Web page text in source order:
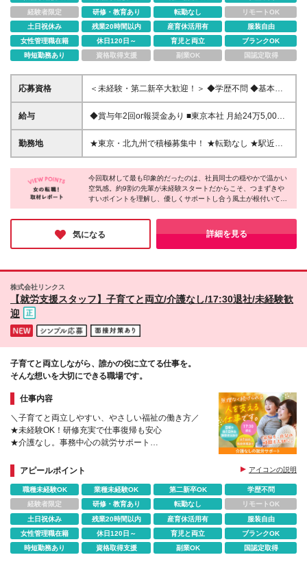
経験者限定
研修・教育あり 転勤なし
リモートOK
土日祝休み
残業20時間以内 産育休活用有
服装自由
女性管理職在籍
休日120日～ 育児と両立
ブランクOK
時短勤務あり
資格取得支援 副業OK 国認定取得
応募資格
＜未経験・第二新卒大歓迎！＞ ◆学歴不問 ◆基本的
なPCスキルをお持ちの方（Wordでの文字入力ができ
ればOKです！） ～～＊こんな方にオススメです＊～
ことや、誰かのサポートをするのが好きな方 ●個人プ
レーよりも、チームで協力し合える温かい環境で働き
安定して働きたい方
給与
◆賞与年2回or報奨金あり ■東京本社 月給24万5,000
円～27万円＋賞与年2回または報奨金 ※上記金額は固
定残業代（46,519円～51,266円：30時間分／月）を
※上記金額は固定残業代（42,722円～46,519円：30
時間分／月）を含み、超過分は別途支給します。 ※経
験・年齢を考慮の上、当社規定により優遇します。 ※
勤務地
★東京・北九州で積極募集中！ ★転勤なし ★駅近オ
フィスで通勤ラクラク 【東京本社】 東京都豊島区池
袋2-38-1 日建学院ビル2階 【北九州支店】 福岡県北
九州市小倉北区紺屋町9-1 明治安田生命小倉ビル11F
※(変更の範囲)上記を除く当社関連勤務地
今回取材して最も印象的だったのは、社員同士の穏やかで温かい
空気感。約9割の先輩が未経験スタートだからこそ、つまずきや
すいポイントを理解し、優しくサポートし合う風土が根付いてい
るのだとか。「日頃から気兼ねなく雑談できるので、人間関係で
悩んだことはありません！」という先輩からの声も伺えました
♪「ここなら無理なく、安心して長く活躍できそう」と心から思
える、温かな魅力に溢れた素敵な職場だと感じました◎
気になる 詳細を見る
株式会社リンクス
【就労支援スタッフ】子育てと両立/介護なし/17:30退社/未経験歓
迎
子育てと両立しながら、誰かの役に立てる仕事を。
そんな想いを大切にできる職場です。
仕事内容
＼子育てと両立しやすい、やさしい福祉の働き方／
★未経験OK！研修充実で仕事復帰も安心
★介護なし。事務中心の就労サポート
★最大9連休も可能。家庭とのメリハリ◎
アピールポイント アイコンの説明
職種未経験OK 業種未経験OK 第二新卒OK
学歴不問
経験者限定
研修・教育あり 転勤なし
リモートOK
土日祝休み
残業20時間以内 産育休活用有
服装自由
女性管理職在籍
休日120日～ 育児と両立
ブランクOK
時短勤務あり
資格取得支援 副業OK 国認定取得